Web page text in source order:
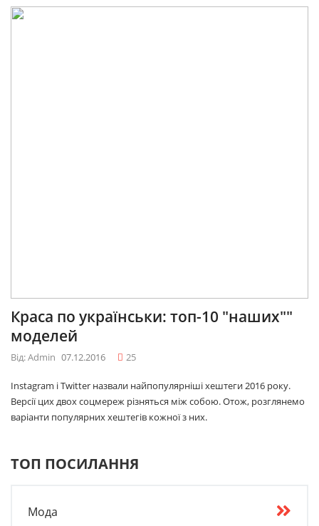
Краса по українськи: топ-10 "наших""
моделей
Від: Admin 07.12.2016 25
Instagram і Twitter назвали найпопулярніші хештеги 2016 року.
Версії цих двох соцмереж різняться між собою. Отож, розглянемо
варіанти популярних хештегів кожної з них.
ТОП ПОСИЛАННЯ
Мода